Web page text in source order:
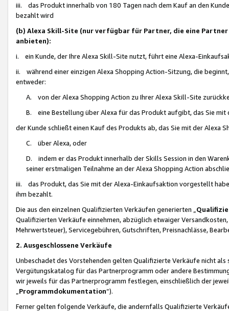
iii. das Produkt innerhalb von 180 Tagen nach dem Kauf an den
bezahlt wird
(b) Alexa Skill-Site (nur verfügbar für Partner, die eine
anbieten):
i. ein Kunde, der Ihre Alexa Skill-Site nutzt, führt eine Alexa-
ii. während einer einzigen Alexa Shopping Action-Sitzung, die
entweder:
A. von der Alexa Shopping Action zu Ihrer Alexa Skill-Site
B. eine Bestellung über Alexa für das Produkt aufgibt, das Sie mit
der Kunde schließt einen Kauf des Produkts ab, das Sie mit der Alexa
C. über Alexa, oder
D. indem er das Produkt innerhalb der Skills Session in den
seiner erstmaligen Teilnahme an der Alexa Shopping Action
iii. das Produkt, das Sie mit der Alexa-Einkaufsaktion vorgestellt
ihm bezahlt.
Die aus den einzelnen Qualifizierten Verkäufen generierten „
Qualifizierten Verkäufe einnehmen, abzüglich etwaiger
Mehrwertsteuer), Servicegebühren, Gutschriften, Preisnachlässe,
2. Ausgeschlossene Verkäufe
Unbeschadet des Vorstehenden gelten Qualifizierte Verkäufe nicht
Vergütungskatalog für das Partnerprogramm oder andere
wir jeweils für das Partnerprogramm festlegen, einschließlich der
Programmdokumentation“).
Ferner gelten folgende Verkäufe, die andernfalls Qualifizierte